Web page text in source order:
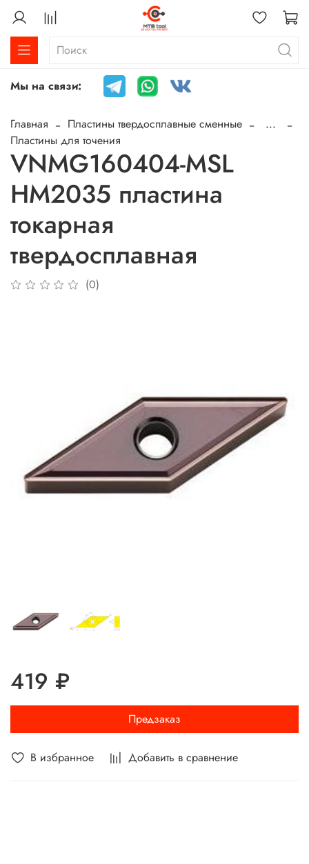
Мы на связи:
Главная Пластины твердосплавные сменные
...
Пластины для точения
VNMG160404-MSL
HM2035 пластина
токарная
твердосплавная
(0)
В избранное Добавить в сравнение
419 ₽
Предзаказ